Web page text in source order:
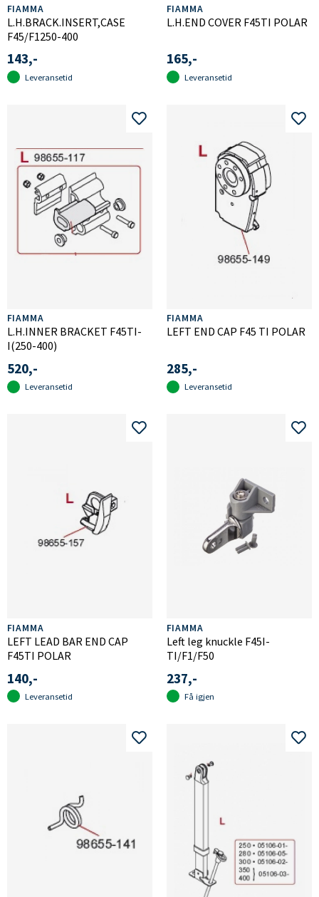
FIAMMA
L.H.BRACK.INSERT,CASE
F45/F1250-400
143,-
Leveransetid
FIAMMA
L.H.END COVER F45TI POLAR
165,-
Leveransetid
FIAMMA
L.H.INNER BRACKET F45TI-
I(250-400)
520,-
Leveransetid
FIAMMA
LEFT END CAP F45 TI POLAR
285,-
Leveransetid
FIAMMA
LEFT LEAD BAR END CAP
F45TI POLAR
140,-
Leveransetid
FIAMMA
Left leg knuckle F45I-
TI/F1/F50
237,-
Få igjen